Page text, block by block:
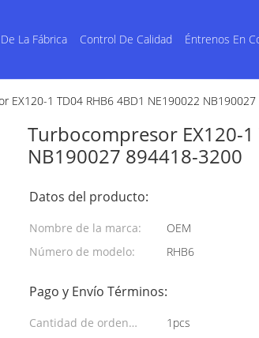
La Fábrica Control De Calidad Éntrenos En
EX120-1 TD04 RHB6 4BD1 NE190022
Turbocompresor EX120-
NB190027 894418-3200
Datos del producto:
Nombre de la marca:
OEM
Número de modelo:
RHB6
Pago y Envío Términos:
Cantidad de orden
1pcs